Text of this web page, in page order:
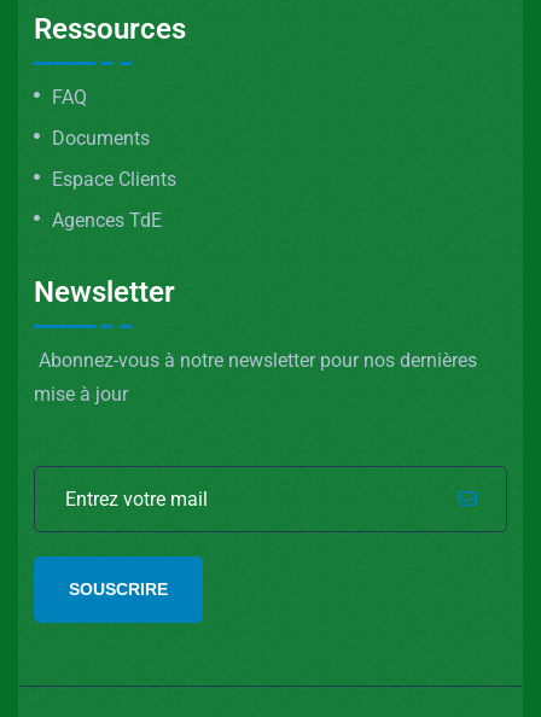
Ressources
FAQ
Documents
Espace Clients
Agences TdE
Newsletter
Abonnez-vous à notre newsletter pour nos dernières
mise à jour
SOUSCRIRE